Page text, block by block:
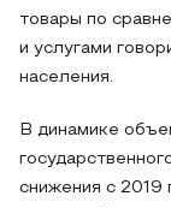
товары по
и услугами
населения.
В динамике
снижения с 2019